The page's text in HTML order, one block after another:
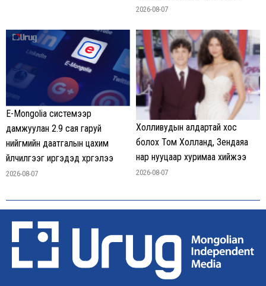
2026-08-07
E-Mongolia системээр
дамжуулан 2.9 сая гаруй
нийгмийн даатгалын цахим
үйлчилгээг иргэдэд хүргэлээ
2026-08-07
Холливудын алдартай хос
болох Том Холланд, Зендаяа
нар нууцаар хуримаа хийжээ
2026-08-07